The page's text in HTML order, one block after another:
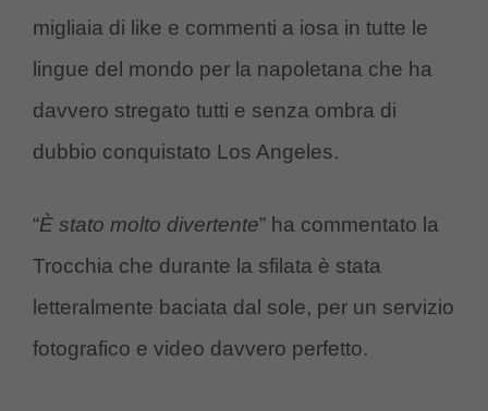
migliaia di like e commenti a iosa in tutte le
lingue del mondo per la napoletana che ha
davvero stregato tutti e senza ombra di
dubbio conquistato Los Angeles.
“È stato molto divertente” ha commentato la
Trocchia che durante la sfilata è stata
letteralmente baciata dal sole, per un servizio
fotografico e video davvero perfetto.